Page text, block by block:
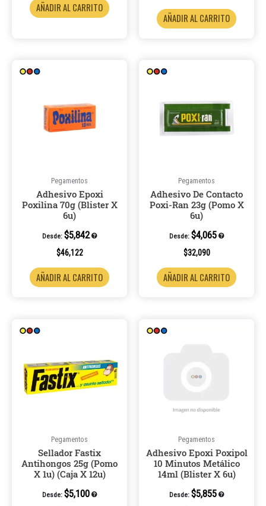
AÑADIR AL CARRITO
AÑADIR AL CARRITO
Pegamentos
Adhesivo Epoxi
Poxilina 70g (Blister X
6u)
Desde: $5,842
$46,122
AÑADIR AL CARRITO
Pegamentos
Adhesivo De Contacto
Poxi-Ran 23g (Pomo X
6u)
Desde: $4,065
$32,090
AÑADIR AL CARRITO
Pegamentos
Sellador Fastix
Antihongos 25g (Pomo
X 1u) (Caja X 12u)
Desde: $5,100
Pegamentos
Adhesivo Epoxi Poxipol
10 Minutos Metálico
14ml (Blister X 6u)
Desde: $5,855